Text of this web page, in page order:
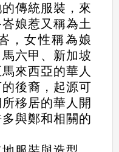
傳統服裝，來
娘惹又稱為土
，女性稱為娘
六甲、新加坡
來西亞的華人
後裔，起源可
移居的華人開
與鄭和相關的